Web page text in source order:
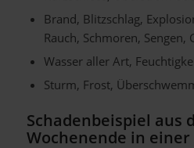
Brand, Blitzschlag,
Rauch, Schmoren, Sengen,
Wasser aller Art,
Sturm, Frost,
Schadenbeispiel aus
Wochenende in